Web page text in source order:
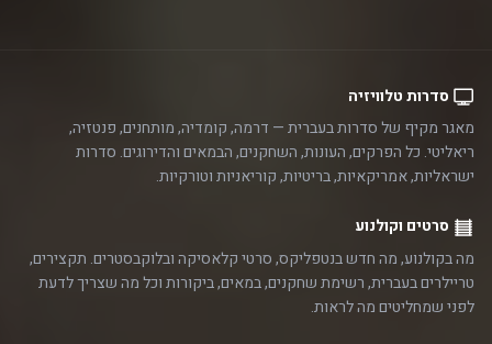
סדרות טלוויזיה
מאגר מקיף של סדרות בעברית — דרמה, קומדיה, מותחנים, פנטזיה,
ריאליטי. כל הפרקים, העונות, השחקנים, הבמאים והדירוגים. סדרות
ישראליות, אמריקאיות, בריטיות, קוריאניות וטורקיות.
סרטים וקולנוע
מה בקולנוע, מה חדש בנטפליקס, סרטי קלאסיקה ובלוקבסטרים. תקצירים,
טריילרים בעברית, רשימת שחקנים, במאים, ביקורות וכל מה שצריך לדעת
לפני שמחליטים מה לראות.